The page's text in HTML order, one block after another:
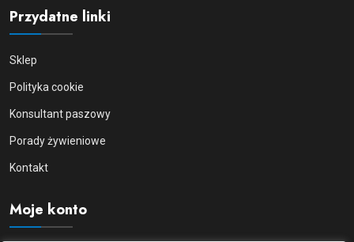
Przydatne linki
Sklep
Polityka cookie
Konsultant paszowy
Porady żywieniowe
Kontakt
Moje konto